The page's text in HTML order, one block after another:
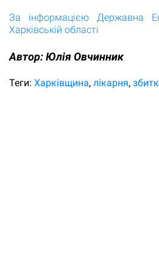
За інформацією Державна
Харківській області
Автор:Юлiя Овчинник
Теги: Харківщина лікарня